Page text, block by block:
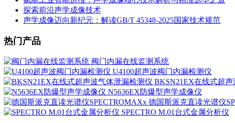
探索前沿声学成像技术
声学成像迈向新纪元：解读GB/T 45348-2025国家技术规范
热门产品
阀门内漏在线监测系统
U4100超声波阀门内漏检测仪
BKSN21EX在线式超
N5636EX防爆型声学成像仪
德国斯派克直读光谱仪
SPECTRO M.01台式金属分析仪